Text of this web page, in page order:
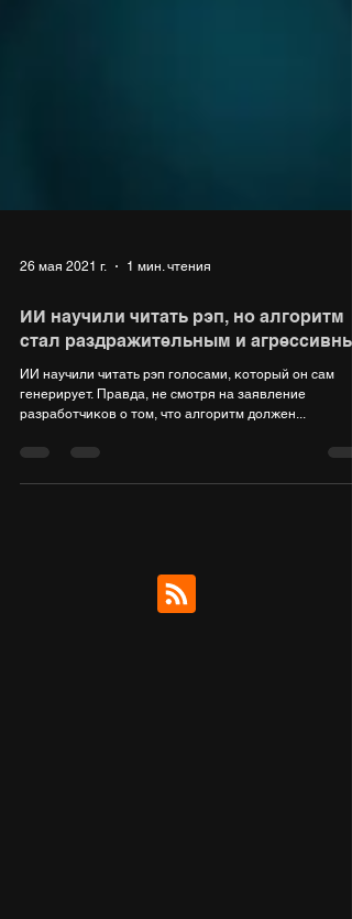
26 мая 2021 г. 1 мин. чтения
ИИ научили читать рэп, но алгоритм
стал раздражительным и
генерирует. Правда, не смотря на заявление